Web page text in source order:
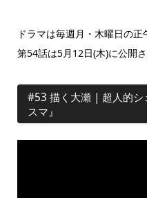
ドラマは毎週月・木曜日の正
第54話は5月12日(木)に公開さ
#53 描く大瀬 | 超人的シ
スマ』